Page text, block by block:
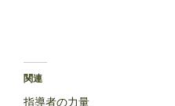
関連
指導者の力量